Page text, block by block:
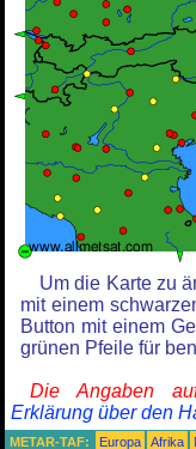
Um die Karte zu
mit einem
Button mit einem
grünen Pfeile für
Die Angaben
Erklärung über den
METAR-TAF: Europa Afrika